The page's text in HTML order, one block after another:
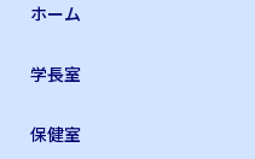
ホーム
学長室
保健室